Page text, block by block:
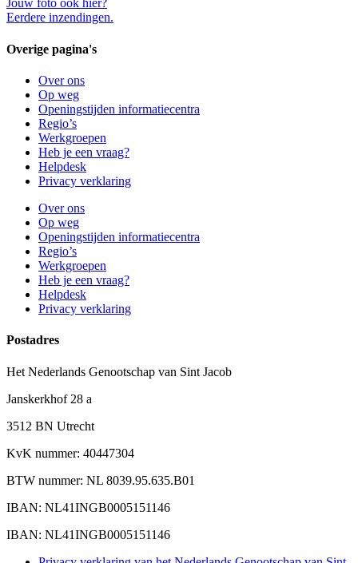
Jouw foto ook hier?
Eerdere inzendingen.
Overige pagina's
Over ons
Op weg
Openingstijden informatiecentra
Regio’s
Werkgroepen
Heb je een vraag?
Helpdesk
Privacy verklaring
Over ons
Op weg
Openingstijden informatiecentra
Regio’s
Werkgroepen
Heb je een vraag?
Helpdesk
Privacy verklaring
Postadres
Het Nederlands Genootschap van Sint Jacob
Janskerkhof 28 a
3512 BN Utrecht
KvK nummer: 40447304
BTW nummer: NL 8039.95.635.B01
IBAN: NL41INGB0005151146
IBAN: NL41INGB0005151146